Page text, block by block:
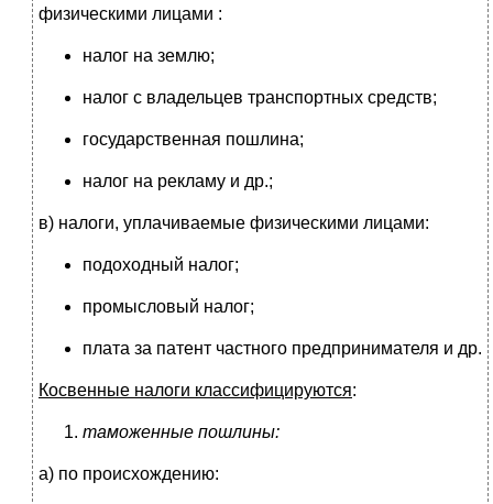
физическими лицами :
налог на землю;
налог с владельцев транспортных средств;
государственная пошлина;
налог на рекламу и др.;
в) налоги, уплачиваемые физическими лицами:
подоходный налог;
промысловый налог;
плата за патент частного предпринимателя и др.
Косвенные налоги классифицируются:
таможенные пошлины:
а) по происхождению: